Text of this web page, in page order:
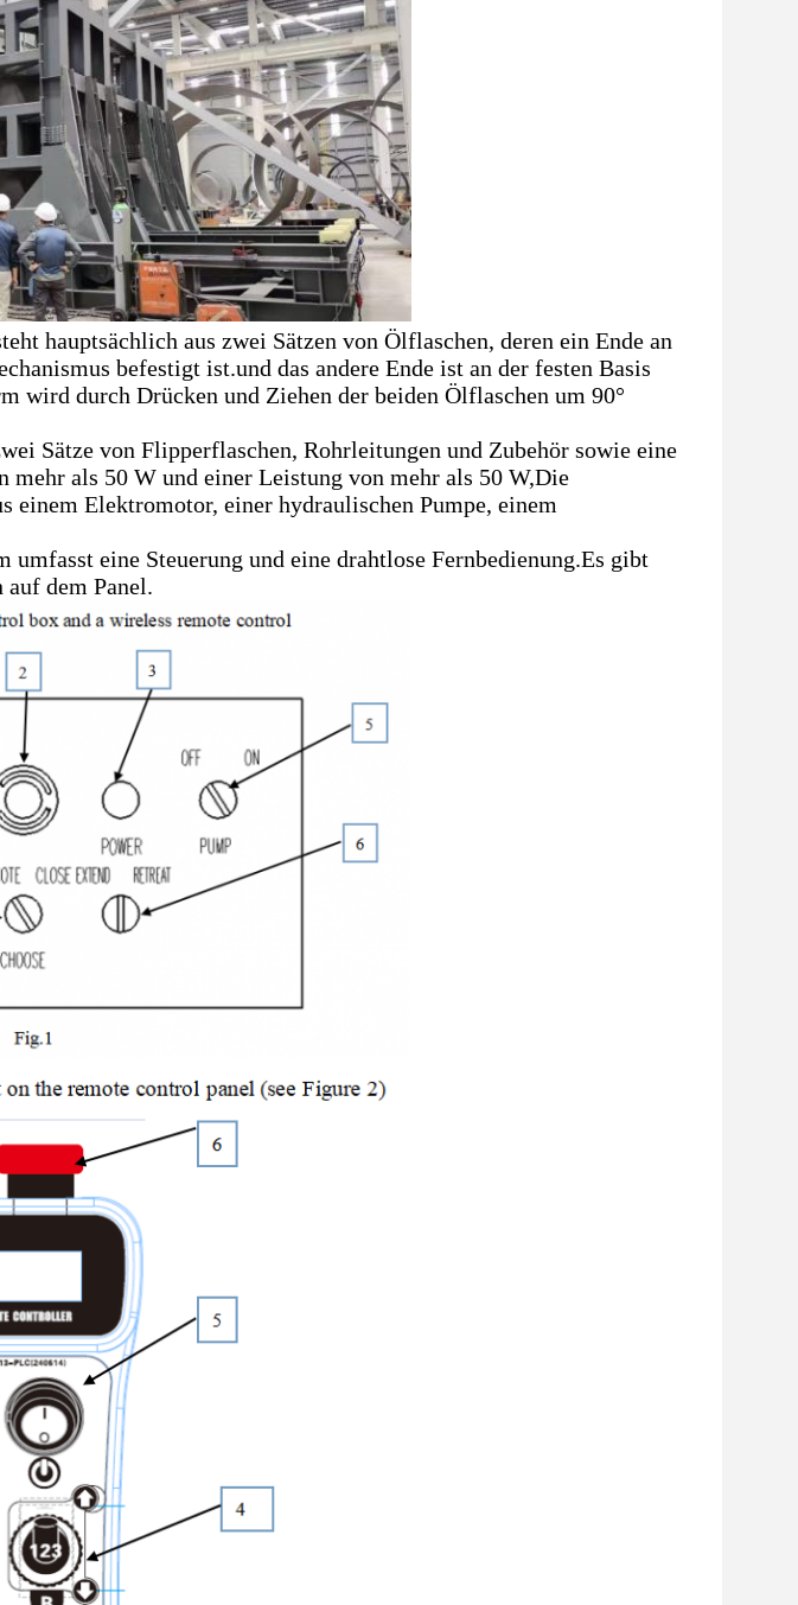
hauptsächlich aus zwei Sätzen von Ölflaschen, deren ein Ende an
befestigt ist.und das andere Ende ist an der festen Basis
wird durch Drücken und Ziehen der beiden Ölflaschen um 90°
Sätze von Flipperflaschen, Rohrleitungen und Zubehör sowie eine
mehr als 50 W und einer Leistung von mehr als 50 W,Die
einem Elektromotor, einer hydraulischen Pumpe, einem
umfasst eine Steuerung und eine drahtlose Fernbedienung.Es gibt
dem Panel.